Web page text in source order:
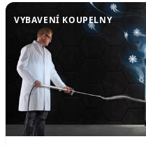
VYBAVENÍ KOUPELNY